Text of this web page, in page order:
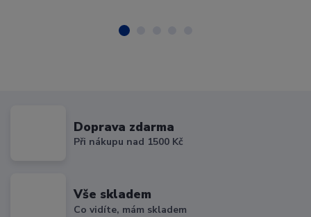
Doprava zdarma
Při nákupu nad 1500 Kč
Vše skladem
Co vidíte, mám skladem